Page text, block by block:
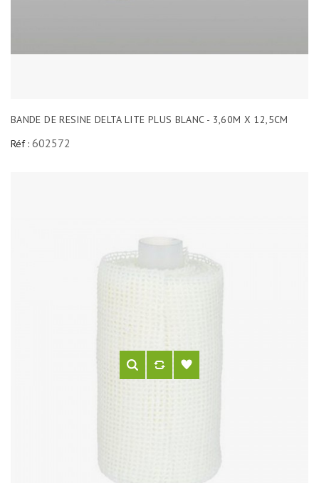
BANDE DE RESINE DELTA LITE PLUS BLANC - 3,60M X 12,5CM
Réf : 602572